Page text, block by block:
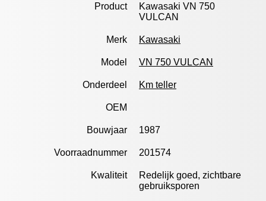
Product
Kawasaki VN 750
VULCAN
Merk Kawasaki
Model VN 750 VULCAN
Onderdeel Km teller
OEM
Bouwjaar 1987
Voorraadnummer 201574
Kwaliteit
Redelijk goed, zichtbare
gebruiksporen